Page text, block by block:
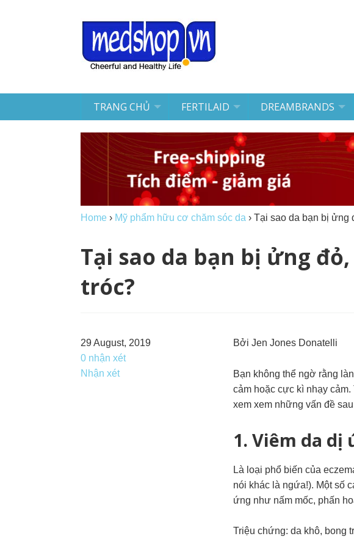
TRANG CHỦ FERTILAID DREAMBRANDS
Home › Mỹ phẩm hữu cơ chăm sóc da › Tại sao da bạn bị ửng
Tại sao da bạn bị ửng
tróc?
29 August, 2019
0 nhận xét
Nhận xét
Bởi Jen Jones Donatelli
Bạn không thể ngờ rằng
cảm hoặc cực kì nhạy
xem xem những vấn đề
1. Viêm da dị
Là loại phổ biến của
nói khác là ngứa!). Một số
ứng như nấm mốc, phấn
Triệu chứng: da khô, bong